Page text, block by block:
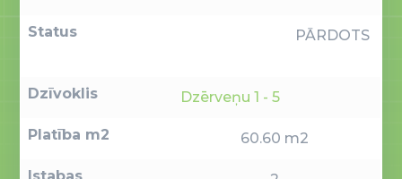
Status PĀRDOTS
Dzīvoklis Dzērveņu 1 - 5
Platība m2 60.60 m2